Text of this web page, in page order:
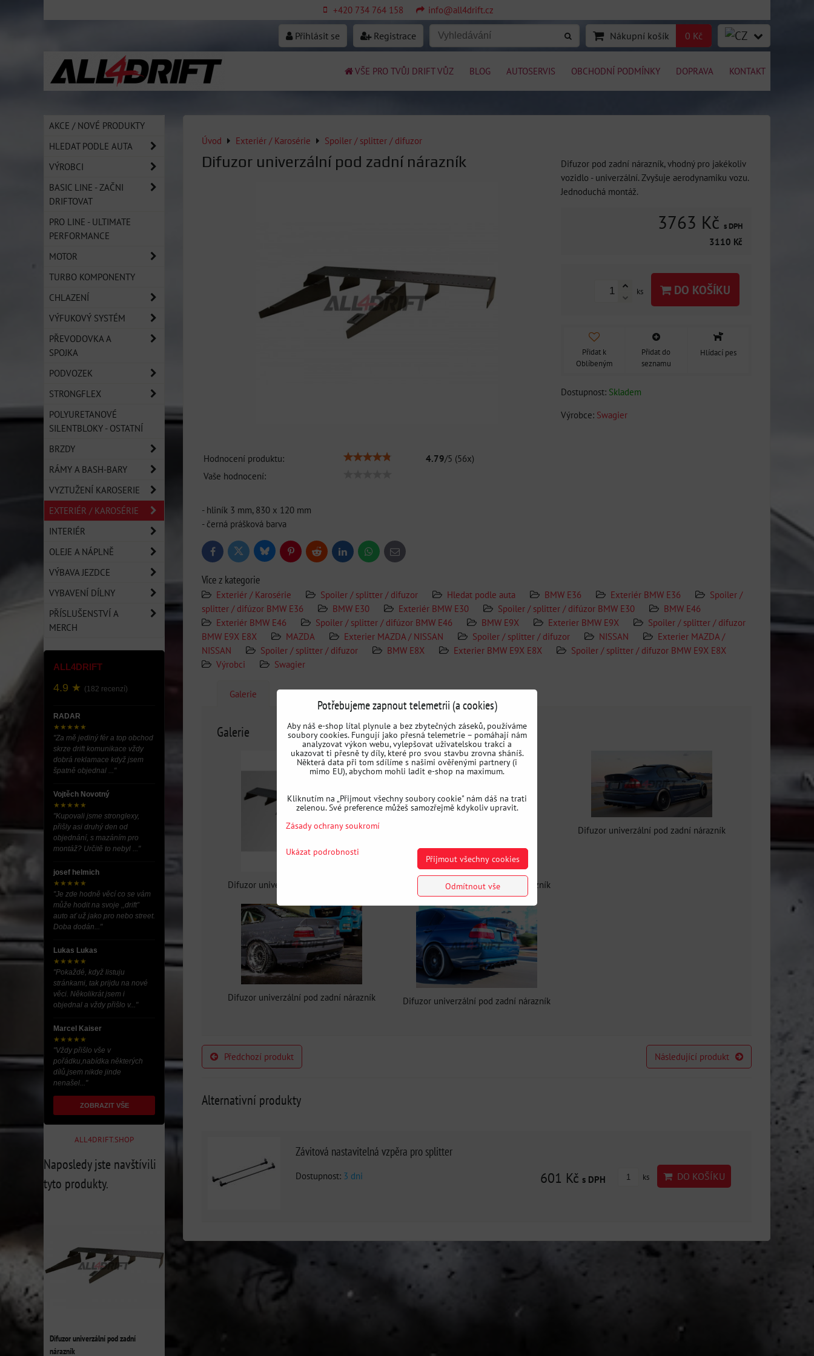
+420 734 764 158 info@all4drift.cz
Přihlásit se Registrace Nákupní košík 0 Kč
VŠE PRO TVŮJ DRIFT VŮZ BLOG AUTOSERVIS OBCHODNÍ PODMÍNKY DOPRAVA KONTAKT
Úvod Exteriér / Karosérie Spoiler / splitter / difuzor
Difuzor univerzální pod zadní nárazník
Hodnocení produktu: 4.79/5 (56x)
Vaše hodnocení:
Difuzor pod zadní nárazník, vhodný pro jakékoliv
vozidlo - univerzální. Zvyšuje aerodynamiku vozu.
Jednoduchá montáž.
3763 Kč s DPH
3110 Kč
ks DO KOŠÍKU
Přidat k
Oblíbeným
Přidat do
seznamu
Hlídací pes
Dostupnost: Skladem
Výrobce: Swagier
- hliník 3 mm, 830 x 120 mm
- černá prášková barva
FacebookTwitter BlueskyPinterestReddit LinkedInWhatsApp
E-
mail
Více z kategorie
Exteriér / Karosérie Spoiler / splitter / difuzor Hledat podle auta BMW E36 Exteriér BMW E36
Spoiler /
splitter / difúzor BMW E36
BMW E30 Exteriér BMW E30 Spoiler / splitter / difúzor BMW E30
BMW E46
Exteriér BMW E46
Spoiler / splitter / difúzor BMW E46 BMW E9X Exterier BMW E9X
Spoiler / splitter / difuzor
BMW E9X E8X
MAZDA Exterier MAZDA / NISSAN Spoiler / splitter / difuzor NISSAN
Exterier MAZDA /
NISSAN
Spoiler / splitter / difuzor BMW E8X Exterier BMW E9X E8X
Spoiler / splitter / difuzor BMW E9X E8X
Výrobci
Swagier
Galerie
Galerie
Difuzor univerzální pod zadní nárazník Difuzor univerzální pod zadní nárazník
Difuzor univerzální pod zadní nárazník
Difuzor univerzální pod zadní nárazník Difuzor univerzální pod zadní nárazník
Předchozí produkt Následující produkt
Alternativní produkty
Závitová nastavitelná vzpěra pro splitter
Dostupnost: 3 dni 601 Kč s DPH ks DO KOŠÍKU
AKCE / NOVÉ PRODUKTY
HLEDAT PODLE AUTA
VÝROBCI
BASIC LINE - ZAČNI
DRIFTOVAT
PRO LINE - ULTIMATE
PERFORMANCE
MOTOR
TURBO KOMPONENTY
CHLAZENÍ
VÝFUKOVÝ SYSTÉM
PŘEVODOVKA A
SPOJKA
PODVOZEK
STRONGFLEX
POLYURETANOVÉ
SILENTBLOKY - OSTATNÍ
BRZDY
RÁMY A BASH-BARY
VYZTUŽENÍ KAROSERIE
EXTERIÉR / KAROSÉRIE
INTERIÉR
OLEJE A NÁPLNĚ
VÝBAVA JEZDCE
VYBAVENÍ DÍLNY
PŘÍSLUŠENSTVÍ A
MERCH
ALL4DRIFT
4.9 ★ (182 recenzí)
RADAR
★★★★★
"Za mě jediný fér a top obchod
skrze drift komunikace vždy
dobrá reklamace když jsem
špatně objednal ..."
Vojtěch Novotný
★★★★★
"Kupovali jsme stronglexy,
přišly asi druhý den od
objednání, s mazáním pro
montáž? Určitě to nebyl ..."
josef helmich
★★★★★
"Je zde hodně věcí co se vám
může hodit na svoje ,,drift”
auto ať už jako pro nebo street.
Doba dodán..."
Lukas Lukas
★★★★★
"Pokaždé, když listuju
stránkami, tak prijdu na nové
věci. Několikrát jsem i
objednal a vždy přišlo v..."
Marcel Kaiser
★★★★★
"Vždy přišlo vše v
pořádku,nabídka některých
dílů,jsem nikde jinde
nenašel..."
ZOBRAZIT VŠE
ALL4DRIFT.SHOP
Naposledy jste navštívili
tyto produkty.
Difuzor univerzální pod zadní
nárazník
Potřebujeme zapnout telemetrii (a cookies)
Aby náš e-shop lítal plynule a bez zbytečných záseků, používáme
soubory cookies. Fungují jako přesná telemetrie – pomáhají nám
analyzovat výkon webu, vylepšovat uživatelskou trakci a
ukazovat ti přesně ty díly, které pro svou stavbu zrovna sháníš.
Některá data při tom sdílíme s našimi ověřenými partnery (i
mimo EU), abychom mohli ladit e-shop na maximum.
Kliknutím na „Přijmout všechny soubory cookie" nám dáš na trati
zelenou. Své preference můžeš samozřejmě kdykoliv upravit.
Zásady ochrany soukromí
Ukázat podrobnosti
Přijmout všechny cookies
Odmítnout vše